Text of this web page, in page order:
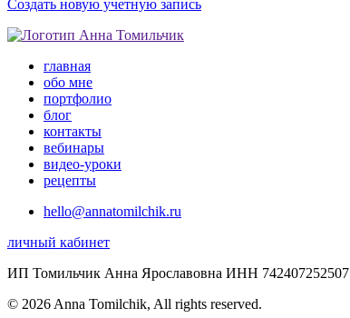
Создать новую учетную запись
главная
обо мне
портфолио
блог
контакты
вебинары
видео-уроки
рецепты
hello@annatomilchik.ru
личный кабинет
ИП Томильчик Анна Ярославовна ИНН 742407252507
© 2026 Anna Tomilchik, All rights reserved.